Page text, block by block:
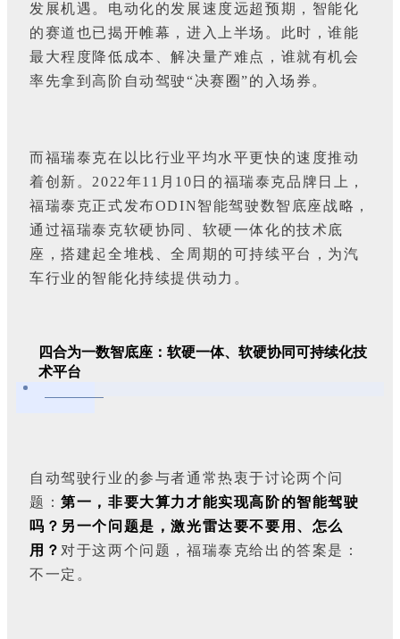
发展机遇。电动化的发展速度远超预期，智能化
的赛道也已揭开帷幕，进入上半场。此时，谁能
最大程度降低成本、解决量产难点，谁就有机会
率先拿到高阶自动驾驶“决赛圈”的入场券。
而福瑞泰克在以比行业平均水平更快的速度推动
着创新。2022年11月10日的福瑞泰克品牌日上，
福瑞泰克正式发布ODIN智能驾驶数智底座战略，
通过福瑞泰克软硬协同、软硬一体化的技术底
座，搭建起全堆栈、全周期的可持续平台，为汽
车行业的智能化持续提供动力。
四合为一数智底座：软硬一体、软硬协同可持续化技
术平台
自动驾驶行业的参与者通常热衷于讨论两个问
题：第一，非要大算力才能实现高阶的智能驾驶
吗？另一个问题是，激光雷达要不要用、怎么
用？ 对于这两个问题，福瑞泰克给出的答案是：
不一定。